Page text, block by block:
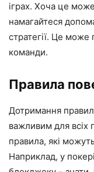
іграх. Хоча це
намагайтеся
стратегії. Це може
команди.
Правила
Дотримання
важливим для всіх
правила, які
Наприклад, у